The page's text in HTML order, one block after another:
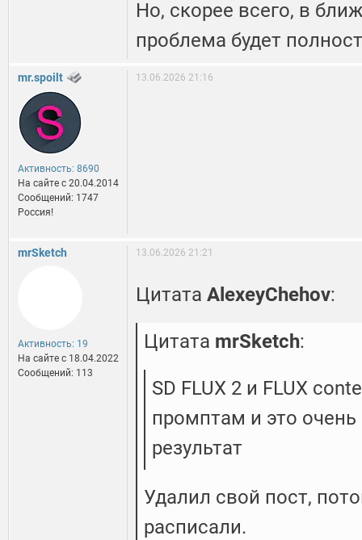
Но, скорее всего, в
проблема будет
mr.spoilt
Активность: 8690
На сайте c 20.04.2014
Сообщений: 1747
Россия!
13.06.2026 21:16
mrSketch
Активность: 19
На сайте c 18.04.2022
Сообщений: 113
13.06.2026 21:21
Цитата AlexeyChehov:
Цитата mrSketch:
SD FLUX 2 и FLUX
промптам и это
результат
Удалил свой пост,
расписали.